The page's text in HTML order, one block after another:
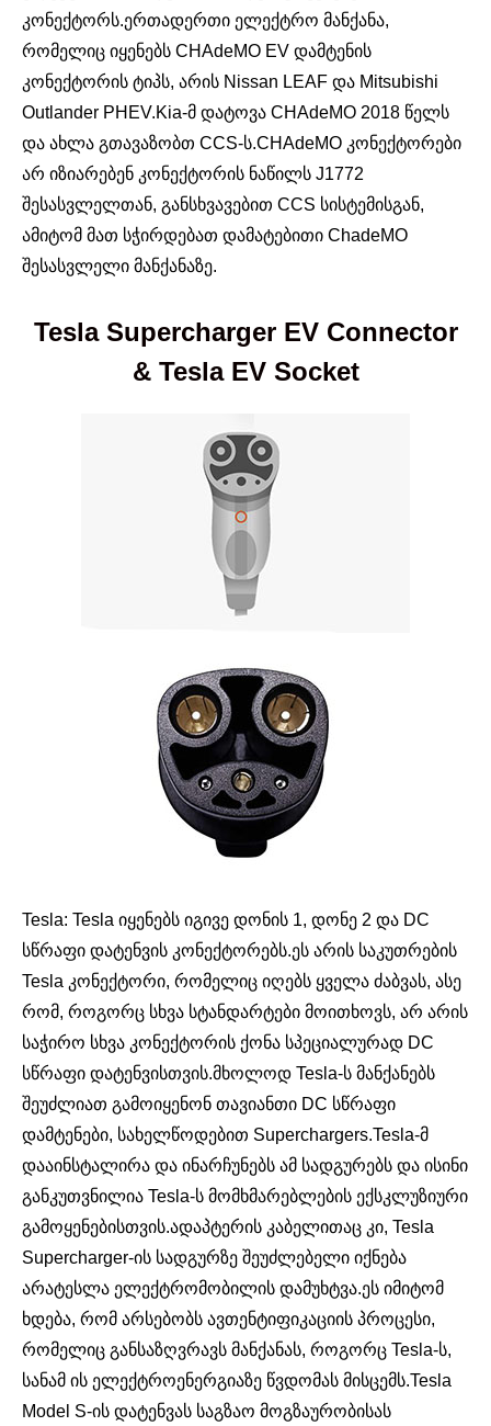
კონექტორს.ერთადერთი ელექტრო მანქანა,
რომელიც იყენებს CHAdeMO EV დამტენის
კონექტორის ტიპს, არის Nissan LEAF და Mitsubishi
Outlander PHEV.Kia-მ დატოვა CHAdeMO 2018 წელს
და ახლა გთავაზობთ CCS-ს.CHAdeMO კონექტორები
არ იზიარებენ კონექტორის ნაწილს J1772
შესასვლელთან, განსხვავებით CCS სისტემისგან,
ამიტომ მათ სჭირდებათ დამატებითი ChadeMO
შესასვლელი მანქანაზე.
Tesla Supercharger EV Connector
& Tesla EV Socket
Tesla: Tesla იყენებს იგივე დონის 1, დონე 2 და DC
სწრაფი დატენვის კონექტორებს.ეს არის საკუთრების
Tesla კონექტორი, რომელიც იღებს ყველა ძაბვას, ასე
რომ, როგორც სხვა სტანდარტები მოითხოვს, არ არის
საჭირო სხვა კონექტორის ქონა სპეციალურად DC
სწრაფი დატენვისთვის.მხოლოდ Tesla-ს მანქანებს
შეუძლიათ გამოიყენონ თავიანთი DC სწრაფი
დამტენები, სახელწოდებით Superchargers.Tesla-მ
დააინსტალირა და ინარჩუნებს ამ სადგურებს და ისინი
განკუთვნილია Tesla-ს მომხმარებლების ექსკლუზიური
გამოყენებისთვის.ადაპტერის კაბელითაც კი, Tesla
Supercharger-ის სადგურზე შეუძლებელი იქნება
არატესლა ელექტრომობილის დამუხტვა.ეს იმიტომ
ხდება, რომ არსებობს ავთენტიფიკაციის პროცესი,
რომელიც განსაზღვრავს მანქანას, როგორც Tesla-ს,
სანამ ის ელექტროენერგიაზე წვდომას მისცემს.Tesla
Model S-ის დატენვას საგზაო მოგზაურობისას